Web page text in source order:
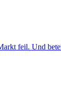
feil. Und